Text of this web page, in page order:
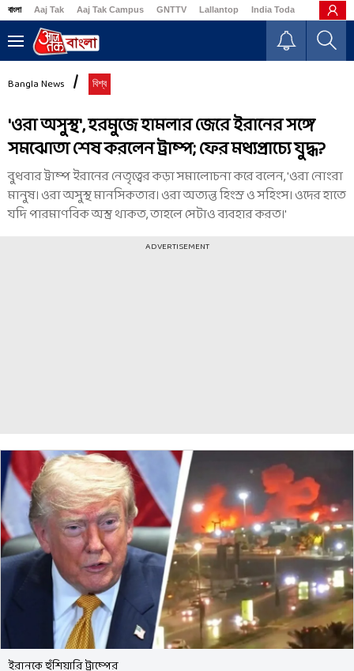
বাংলা Aaj Tak Aaj Tak Campus GNTTV Lallantop India Today Business
Bangla News বিশ্ব
'ওরা অসুস্থ', হরমুজে হামলার জেরে ইরানের সঙ্গে
সমঝোতা শেষ করলেন ট্রাম্প; ফের মধ্যপ্রাচ্যে যুদ্ধ?
বুধবার ট্রাম্প ইরানের নেতৃত্বের কড়া সমালোচনা করে বলেন, 'ওরা নোংরা
মানুষ। ওরা অসুস্থ মানসিকতার। ওরা অত্যন্ত হিংস্র ও সহিংস। ওদের হাতে
যদি পারমাণবিক অস্ত্র থাকত, তাহলে সেটাও ব্যবহার করত।'
ADVERTISEMENT
ইরানকে হুঁশিয়ারি ট্রাম্পের